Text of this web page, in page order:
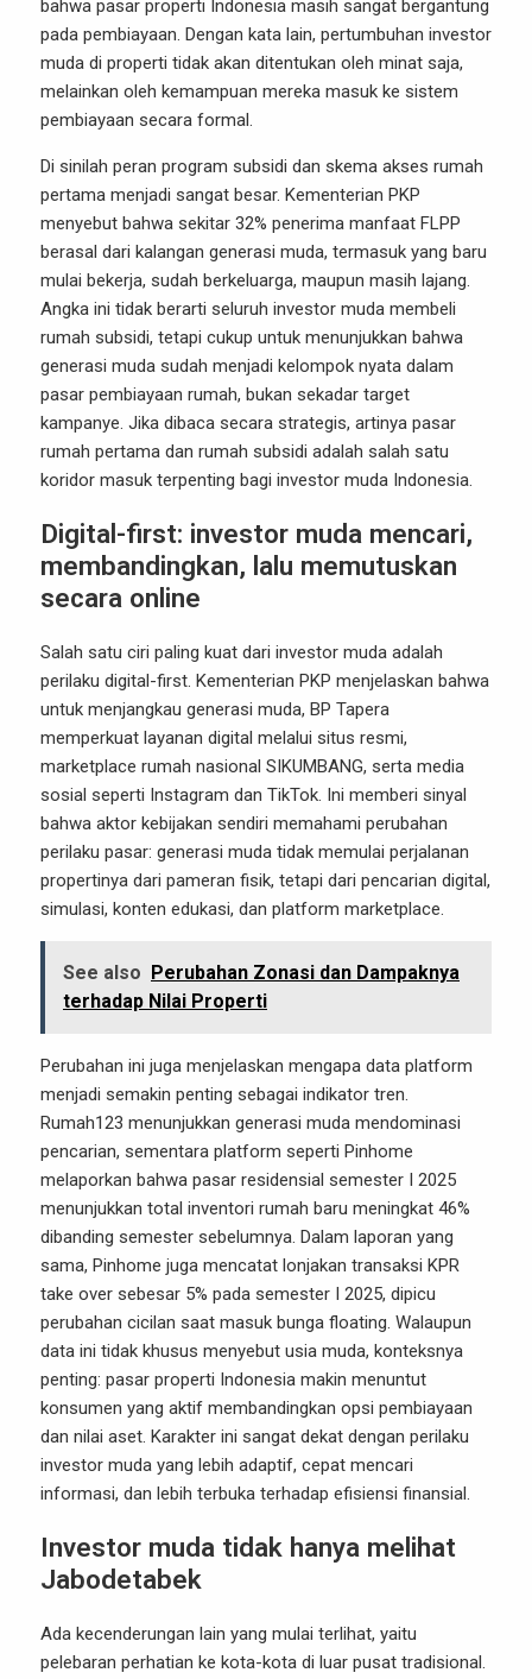
bahwa pasar properti Indonesia masih sangat bergantung
pada pembiayaan. Dengan kata lain, pertumbuhan investor
muda di properti tidak akan ditentukan oleh minat saja,
melainkan oleh kemampuan mereka masuk ke sistem
pembiayaan secara formal.
Di sinilah peran program subsidi dan skema akses rumah
pertama menjadi sangat besar. Kementerian PKP
menyebut bahwa sekitar 32% penerima manfaat FLPP
berasal dari kalangan generasi muda, termasuk yang baru
mulai bekerja, sudah berkeluarga, maupun masih lajang.
Angka ini tidak berarti seluruh investor muda membeli
rumah subsidi, tetapi cukup untuk menunjukkan bahwa
generasi muda sudah menjadi kelompok nyata dalam
pasar pembiayaan rumah, bukan sekadar target
kampanye. Jika dibaca secara strategis, artinya pasar
rumah pertama dan rumah subsidi adalah salah satu
koridor masuk terpenting bagi investor muda Indonesia.
Digital-first: investor muda mencari,
membandingkan, lalu memutuskan
secara online
Salah satu ciri paling kuat dari investor muda adalah
perilaku digital-first. Kementerian PKP menjelaskan bahwa
untuk menjangkau generasi muda, BP Tapera
memperkuat layanan digital melalui situs resmi,
marketplace rumah nasional SIKUMBANG, serta media
sosial seperti Instagram dan TikTok. Ini memberi sinyal
bahwa aktor kebijakan sendiri memahami perubahan
perilaku pasar: generasi muda tidak memulai perjalanan
propertinya dari pameran fisik, tetapi dari pencarian digital,
simulasi, konten edukasi, dan platform marketplace.
See also Perubahan Zonasi dan Dampaknya
terhadap Nilai Properti
Perubahan ini juga menjelaskan mengapa data platform
menjadi semakin penting sebagai indikator tren.
Rumah123 menunjukkan generasi muda mendominasi
pencarian, sementara platform seperti Pinhome
melaporkan bahwa pasar residensial semester I 2025
menunjukkan total inventori rumah baru meningkat 46%
dibanding semester sebelumnya. Dalam laporan yang
sama, Pinhome juga mencatat lonjakan transaksi KPR
take over sebesar 5% pada semester I 2025, dipicu
perubahan cicilan saat masuk bunga floating. Walaupun
data ini tidak khusus menyebut usia muda, konteksnya
penting: pasar properti Indonesia makin menuntut
konsumen yang aktif membandingkan opsi pembiayaan
dan nilai aset. Karakter ini sangat dekat dengan perilaku
investor muda yang lebih adaptif, cepat mencari
informasi, dan lebih terbuka terhadap efisiensi finansial.
Investor muda tidak hanya melihat
Jabodetabek
Ada kecenderungan lain yang mulai terlihat, yaitu
pelebaran perhatian ke kota-kota di luar pusat tradisional.